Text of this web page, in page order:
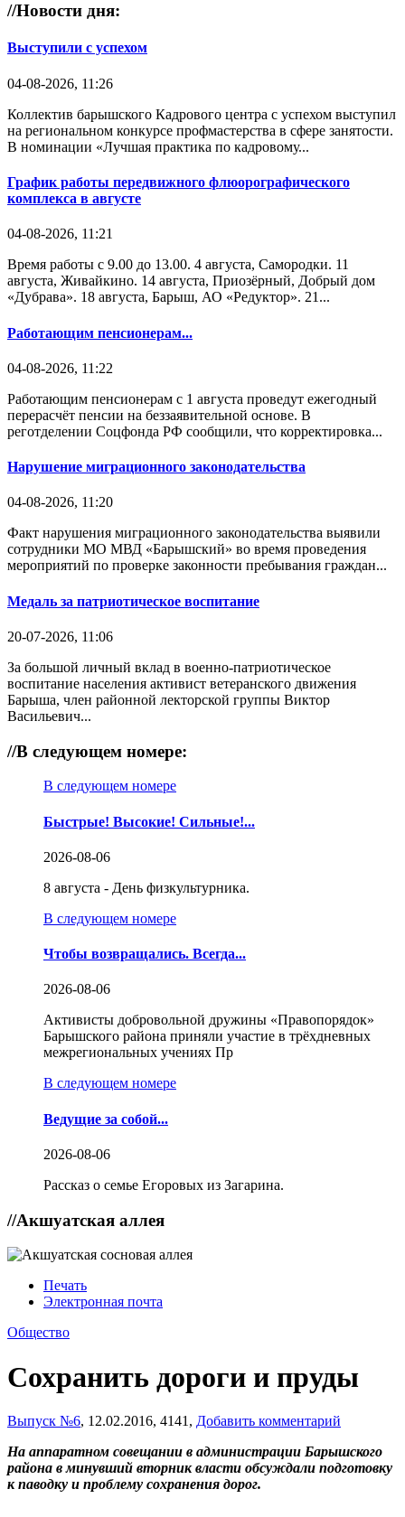
//Новости дня:
Выступили с успехом
04-08-2026, 11:26
Коллектив барышского Кадрового центра с успехом выступил
на региональном конкурсе профмастерства в сфере занятости.
В номинации «Лучшая практика по кадровому...
График работы передвижного флюорографического
комплекса в августе
04-08-2026, 11:21
Время работы с 9.00 до 13.00. 4 августа, Самородки. 11
августа, Живайкино. 14 августа, Приозёрный, Добрый дом
«Дубрава». 18 августа, Барыш, АО «Редуктор». 21...
Работающим пенсионерам...
04-08-2026, 11:22
Работающим пенсионерам с 1 августа проведут ежегодный
перерасчёт пенсии на беззаявительной основе. В
реготделении Соцфонда РФ сообщили, что корректировка...
Нарушение миграционного законодательства
04-08-2026, 11:20
Факт нарушения миграционного законодательства выявили
сотрудники МО МВД «Барышский» во время проведения
мероприятий по проверке законности пребывания граждан...
Медаль за патриотическое воспитание
20-07-2026, 11:06
За большой личный вклад в военно-патриотическое
воспитание населения активист ветеранского движения
Барыша, член районной лекторской группы Виктор
Васильевич...
//В следующем номере:
В следующем номере
Быстрые! Высокие! Сильные!...
2026-08-06
8 августа - День физкультурника.
В следующем номере
Чтобы возвращались. Всегда...
2026-08-06
Активисты добровольной дружины «Правопорядок»
Барышского района приняли участие в трёхдневных
межрегиональных учениях Пр
В следующем номере
Ведущие за собой...
2026-08-06
Рассказ о семье Егоровых из Загарина.
//Акшуатская аллея
Печать
Электронная почта
Общество
Сохранить дороги и пруды
Выпуск №6, 12.02.2016, 4141, Добавить комментарий
На аппаратном совещании в администрации Барышского
района в минувший вторник власти обсуждали подготовку
к паводку и проблему сохранения дорог.